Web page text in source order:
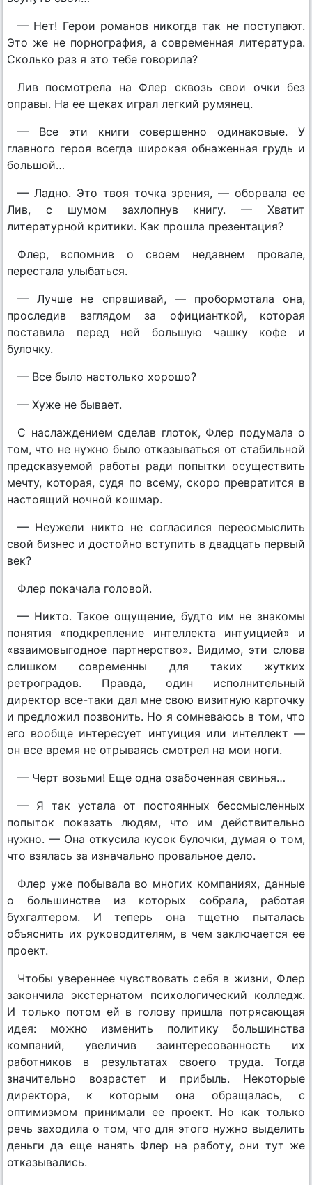
— Нет! Герои романов никогда так не поступают.
Это же не порнография, а современная литература.
Сколько раз я это тебе говорила?
Лив посмотрела на Флер сквозь свои очки без
оправы. На ее щеках играл легкий румянец.
— Все эти книги совершенно одинаковые. У
главного героя всегда широкая обнаженная грудь и
большой…
— Ладно. Это твоя точка зрения, — оборвала ее
Лив, с шумом захлопнув книгу. — Хватит
литературной критики. Как прошла презентация?
Флер, вспомнив о своем недавнем провале,
перестала улыбаться.
— Лучше не спрашивай, — пробормотала она,
проследив взглядом за официанткой, которая
поставила перед ней большую чашку кофе и
булочку.
— Все было настолько хорошо?
— Хуже не бывает.
С наслаждением сделав глоток, Флер подумала о
том, что не нужно было отказываться от стабильной
предсказуемой работы ради попытки осуществить
мечту, которая, судя по всему, скоро превратится в
настоящий ночной кошмар.
— Неужели никто не согласился переосмыслить
свой бизнес и достойно вступить в двадцать первый
век?
Флер покачала головой.
— Никто. Такое ощущение, будто им не знакомы
понятия «подкрепление интеллекта интуицией» и
«взаимовыгодное партнерство». Видимо, эти слова
слишком современны для таких жутких
ретроградов. Правда, один исполнительный
директор все-таки дал мне свою визитную карточку
и предложил позвонить. Но я сомневаюсь в том, что
его вообще интересует интуиция или интеллект —
он все время не отрываясь смотрел на мои ноги.
— Черт возьми! Еще одна озабоченная свинья…
— Я так устала от постоянных бессмысленных
попыток показать людям, что им действительно
нужно. — Она откусила кусок булочки, думая о том,
что взялась за изначально провальное дело.
Флер уже побывала во многих компаниях, данные
о большинстве из которых собрала, работая
бухгалтером. И теперь она тщетно пыталась
объяснить их руководителям, в чем заключается ее
проект.
Чтобы увереннее чувствовать себя в жизни, Флер
закончила экстернатом психологический колледж.
И только потом ей в голову пришла потрясающая
идея: можно изменить политику большинства
компаний, увеличив заинтересованность их
работников в результатах своего труда. Тогда
значительно возрастет и прибыль. Некоторые
директора, к которым она обращалась, с
оптимизмом принимали ее проект. Но как только
речь заходила о том, что для этого нужно выделить
деньги да еще нанять Флер на работу, они тут же
отказывались.